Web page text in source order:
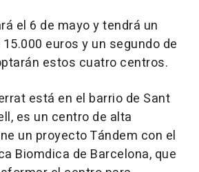
el 6 de mayo y tendrá un
euros y un segundo de
estos cuatro centros.
está en el barrio de Sant
es un centro de alta
un proyecto Tándem con el
Biomdica de Barcelona, que